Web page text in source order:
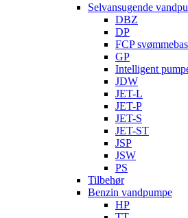
Selvansugende
DBZ
DP
FCP
GP
Intelligent
JDW
JET-L
JET-P
JET-S
JET-ST
JSP
JSW
PS
Tilbehør
Benzin vandpumpe
HP